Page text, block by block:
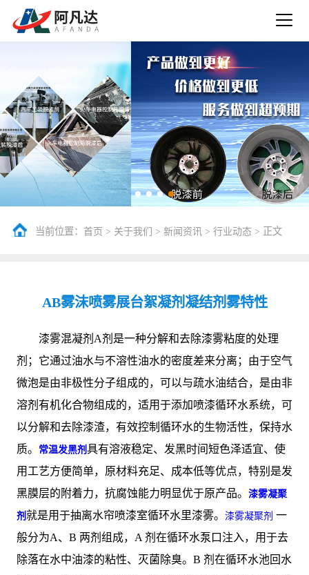
当前位置： 首页 > 关于我们 > 新闻资讯 > 行业动态> 正文
AB雾沫喷雾展台絮凝剂凝结剂雾特性
漆雾混凝剂A剂是一种分解和去除漆雾粘度的处理
剂；它通过油水与不溶性油水的密度差来分离；由于空气
微泡是由非极性分子组成的，可以与疏水油结合，是由非
溶剂有机化合物组成的，适用于添加喷漆循环水系统，可
以分解和去除漆渣，有效控制循环水的生物活性，保持水
质。
常温发黑剂 具有溶液稳定、发黑时间短色泽适宜、使
用工艺方便简单，原材料充足、成本低等优点，特别是发
黑膜层的附着力，抗腐蚀能力明显优于原产品。 漆雾凝聚
剂 就是用于抽离水帘喷漆室循环水里漆雾。 漆雾凝聚剂 一
般分为A、B 两剂组成，A 剂在循环水泵口注入，用于去
除落在水中油漆的粘性、灭菌除臭。B 剂在循环水池回水